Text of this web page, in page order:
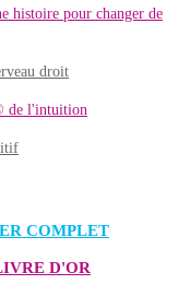
histoire pour changer de
droit
de l'intuition
COMPLET
D'OR